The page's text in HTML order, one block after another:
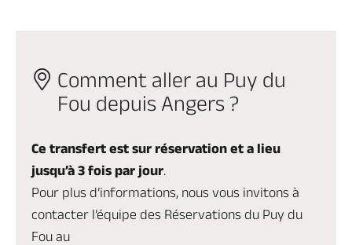
Comment aller au Puy du
Fou depuis Angers ?
Ce transfert est sur réservation et a lieu
jusqu’à 3 fois par jour.
Pour plus d’informations, nous vous invitons à
contacter l’équipe des Réservations du Puy du
Fou au